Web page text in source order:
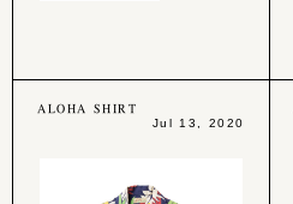
ALOHA SHIRT
Jul 13, 2020